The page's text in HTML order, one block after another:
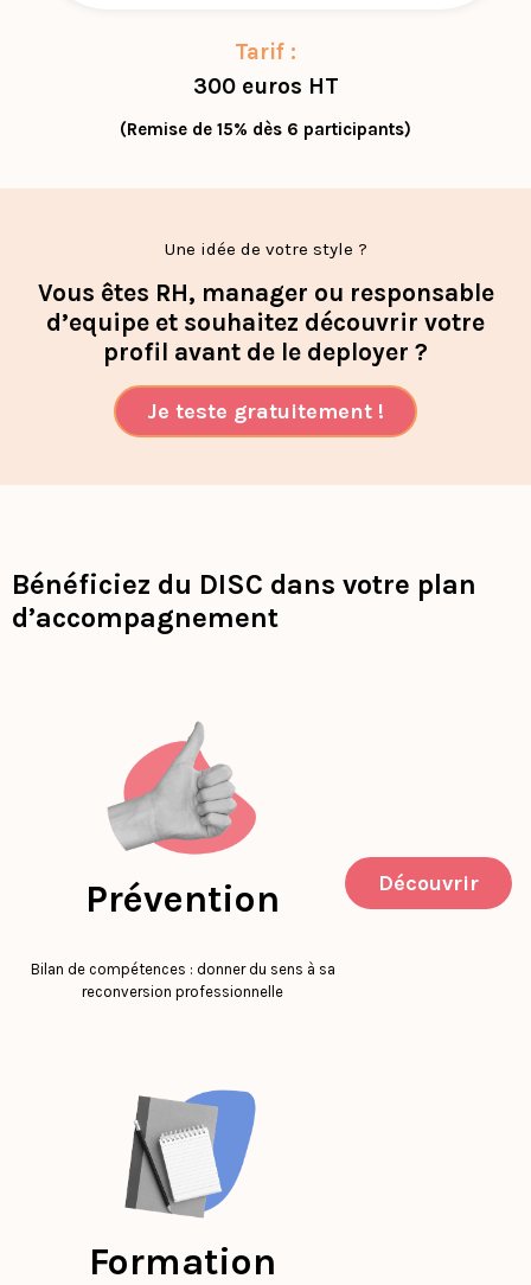
Tarif :
300 euros HT
(Remise de 15% dès 6 participants)
Une idée de votre style ?
Vous êtes RH, manager ou responsable
d’equipe et souhaitez découvrir votre
profil avant de le deployer ?
Je teste gratuitement !
Bénéficiez du DISC dans votre plan
d’accompagnement
Prévention
Bilan de compétences : donner du sens à sa
reconversion professionnelle
Découvrir
Formation